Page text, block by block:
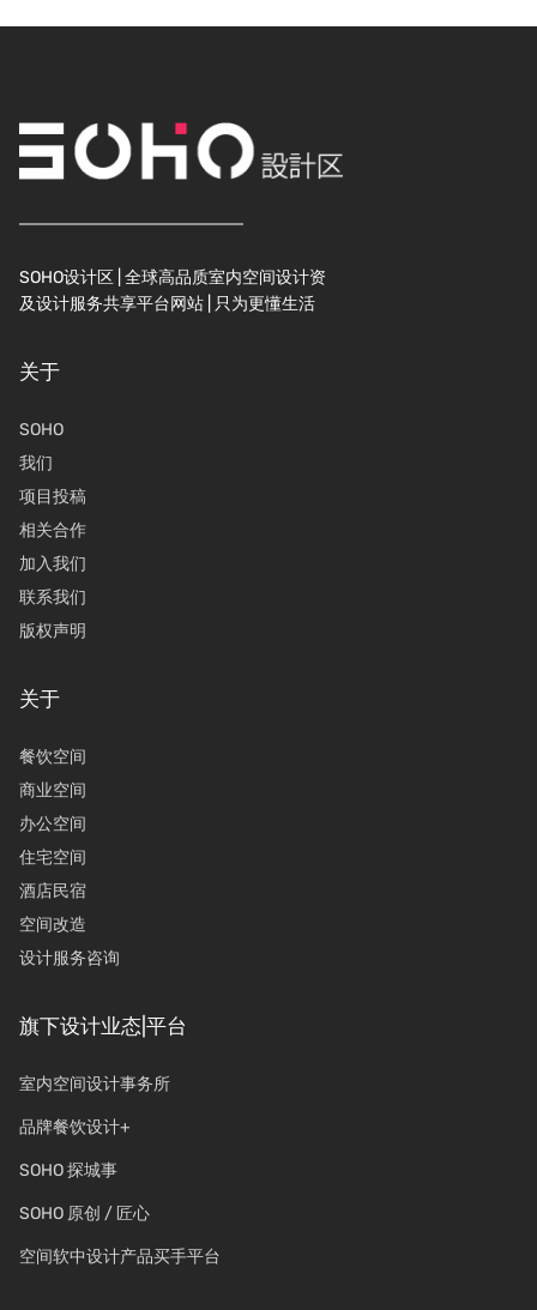
SOHO设计区 | 全球高品质室内空间设计资
及设计服务共享平台网站 | 只为更懂生活
关于
SOHO
我们
项目投稿
相关合作
加入我们
联系我们
版权声明
关于
餐饮空间
商业空间
办公空间
住宅空间
酒店民宿
空间改造
设计服务咨询
旗下设计业态|平台
室内空间设计事务所
品牌餐饮设计+
SOHO 探城事
SOHO 原创 / 匠心
空间软中设计产品买手平台